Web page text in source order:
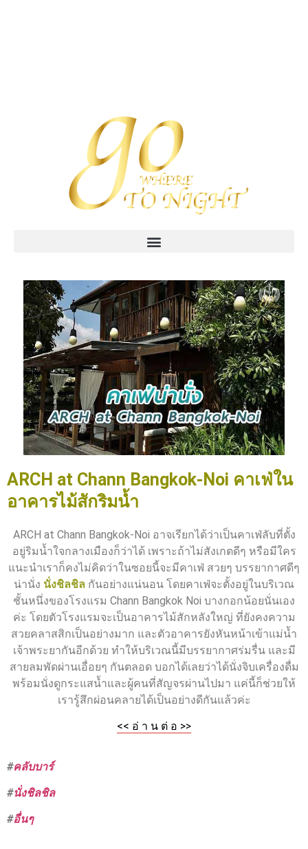
ARCH at Chann Bangkok-Noi คาเฟ่ใน
อาคารไม้สักริมน้ำ
ARCH at Chann Bangkok-Noi อาจเรียกได้ว่าเป็นคาเฟ่ลับที่ตั้ง
อยู่ริมน้ำใจกลางเมืองก็ว่าได้ เพราะถ้าไม่สังเกตดีๆ หรือมีใคร
แนะนำเราก็คงไม่คิดว่าในซอยนี้จะมีคาเฟ่ สวยๆ บรรยากาศดีๆ
น่านั่ง นั่งชิลชิล กันอย่างแน่นอน โดยคาเฟ่จะตั้งอยู่ในบริเวณ
ชั้นหนึ่งของโรงแรม Chann Bangkok Noi บางกอกน้อยนั่นเอง
ค่ะ โดยตัวโรงแรมจะเป็นอาคารไม้สักหลังใหญ่ ที่ยังคงความ
สวยคลาสสิกเป็นอย่างมาก และตัวอาคารยังหันหน้าเข้าแม่น้ำ
เจ้าพระยากันอีกด้วย ทำให้บริเวณนี้มีบรรยากาศร่มรื่น และมี
สายลมพัดผ่านเอื่อยๆ กันตลอด บอกได้เลยว่าได้นั่งจิบเครื่องดื่ม
พร้อมนั่งดูกระแสน้ำและผู้คนที่สัญจรผ่านไปมา แค่นี้ก็ช่วยให้
เรารู้สึกผ่อนคลายได้เป็นอย่างดีกันแล้วค่ะ
<< อ่ า น ต่ อ >>
#คลับบาร์
#นั่งชิลชิล
#อื่นๆ